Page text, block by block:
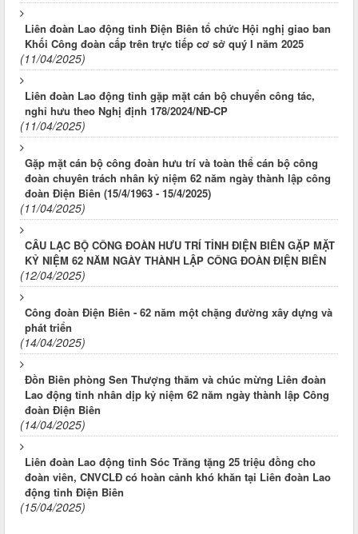
Liên đoàn Lao động tỉnh Điện Biên tổ chức Hội nghị giao ban
Khối Công đoàn cấp trên trực tiếp cơ sở quý I năm 2025
(11/04/2025)
Liên đoàn Lao động tỉnh gặp mặt cán bộ chuyển công tác,
nghỉ hưu theo Nghị định 178/2024/NĐ-CP
(11/04/2025)
Gặp mặt cán bộ công đoàn hưu trí và toàn thể cán bộ công
đoàn chuyên trách nhân kỷ niệm 62 năm ngày thành lập công
đoàn Điện Biên (15/4/1963 - 15/4/2025)
(11/04/2025)
CÂU LẠC BỘ CÔNG ĐOÀN HƯU TRÍ TỈNH ĐIỆN BIÊN GẶP MẶT
KỶ NIỆM 62 NĂM NGÀY THÀNH LẬP CÔNG ĐOÀN ĐIỆN BIÊN
(12/04/2025)
Công đoàn Điện Biên - 62 năm một chặng đường xây dựng và
phát triển
(14/04/2025)
Đồn Biên phòng Sen Thượng thăm và chúc mừng Liên đoàn
Lao động tỉnh nhân dịp kỷ niệm 62 năm ngày thành lập Công
đoàn Điện Biên
(14/04/2025)
Liên đoàn Lao động tỉnh Sóc Trăng tặng 25 triệu đồng cho
đoàn viên, CNVCLĐ có hoàn cảnh khó khăn tại Liên đoàn Lao
động tỉnh Điện Biên
(15/04/2025)